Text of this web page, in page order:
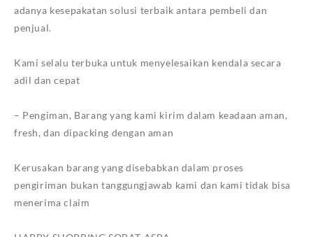
adanya kesepakatan solusi terbaik antara pembeli dan
penjual.
Kami selalu terbuka untuk menyelesaikan kendala secara
adil dan cepat
– Pengiman, Barang yang kami kirim dalam keadaan aman,
fresh, dan dipacking dengan aman
Kerusakan barang yang disebabkan dalam proses
pengiriman bukan tanggungjawab kami dan kami tidak bisa
menerima claim